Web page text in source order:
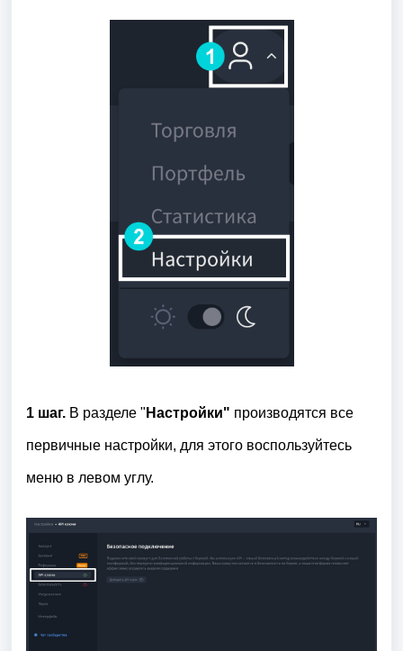
1 шаг. В разделе " Настройки" производятся все
первичные настройки, для этого воспользуйтесь
меню в левом углу.